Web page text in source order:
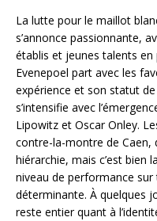
La lutte pour le maillot
s’annonce passionnante,
établis et jeunes talents en
Evenepoel part avec les
expérience et son statut
s’intensifie avec
Lipowitz et Oscar Onley.
contre-la-montre de Caen,
hiérarchie, mais c’est bien
niveau de performance
déterminante. À quelques
reste entier quant à